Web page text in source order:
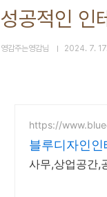
성공적인 인
영감주는영감님 2024. 7.
https://
블루디자인인
사무,상업공간,